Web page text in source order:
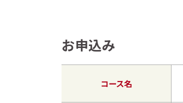
お申込み
コース名